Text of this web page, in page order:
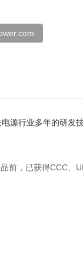
源行业多年的研发
前，已获得CCC、